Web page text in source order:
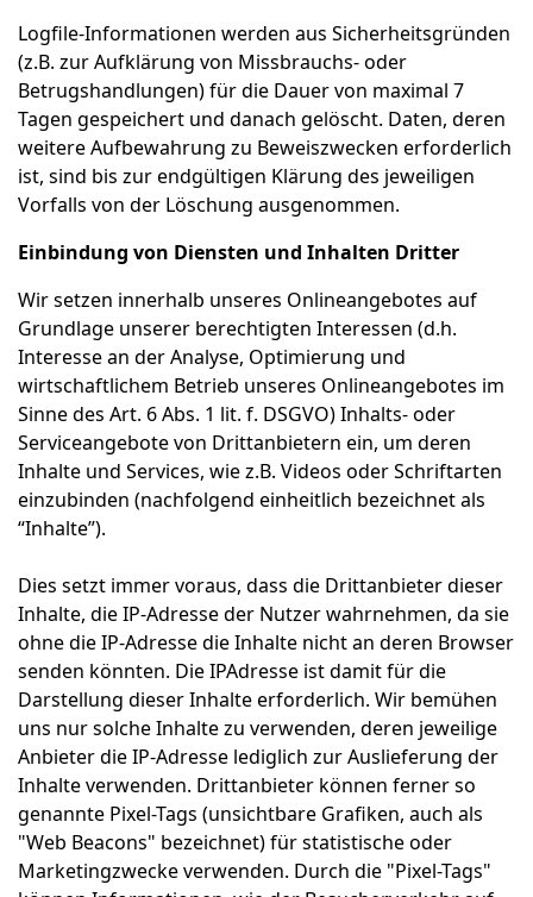
Logfile-Informationen werden aus Sicherheitsgründen
(z.B. zur Aufklärung von Missbrauchs- oder
Betrugshandlungen) für die Dauer von maximal 7
Tagen gespeichert und danach gelöscht. Daten, deren
weitere Aufbewahrung zu Beweiszwecken erforderlich
ist, sind bis zur endgültigen Klärung des jeweiligen
Vorfalls von der Löschung ausgenommen.
Einbindung von Diensten und Inhalten Dritter
Wir setzen innerhalb unseres Onlineangebotes auf
Grundlage unserer berechtigten Interessen (d.h.
Interesse an der Analyse, Optimierung und
wirtschaftlichem Betrieb unseres Onlineangebotes im
Sinne des Art. 6 Abs. 1 lit. f. DSGVO) Inhalts- oder
Serviceangebote von Drittanbietern ein, um deren
Inhalte und Services, wie z.B. Videos oder Schriftarten
einzubinden (nachfolgend einheitlich bezeichnet als
“Inhalte”).
Dies setzt immer voraus, dass die Drittanbieter dieser
Inhalte, die IP-Adresse der Nutzer wahrnehmen, da sie
ohne die IP-Adresse die Inhalte nicht an deren Browser
senden könnten. Die IPAdresse ist damit für die
Darstellung dieser Inhalte erforderlich. Wir bemühen
uns nur solche Inhalte zu verwenden, deren jeweilige
Anbieter die IP-Adresse lediglich zur Auslieferung der
Inhalte verwenden. Drittanbieter können ferner so
genannte Pixel-Tags (unsichtbare Grafiken, auch als
"Web Beacons" bezeichnet) für statistische oder
Marketingzwecke verwenden. Durch die "Pixel-Tags"